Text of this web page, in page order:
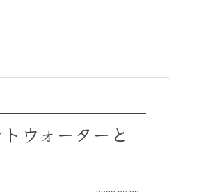
ウォーターと